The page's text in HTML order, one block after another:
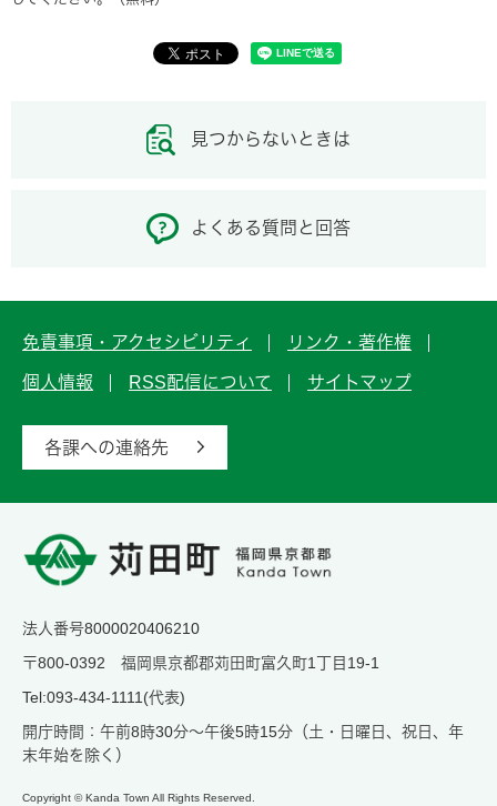
見つからないときは
よくある質問と回答
免責事項・アクセシビリティ リンク・著作権
個人情報 RSS配信について サイトマップ
各課への連絡先
法人番号8000020406210
〒800-0392 福岡県京都郡苅田町富久町1丁目19-1
Tel:093-434-1111(代表)
開庁時間：午前8時30分～午後5時15分（土・日曜日、祝日、年
末年始を除く）
Copyright © Kanda Town All Rights Reserved.